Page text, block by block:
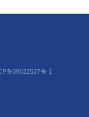
备09022527号-1